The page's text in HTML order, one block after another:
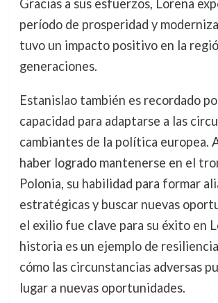
Gracias a sus esfuerzos, Lorena
período de prosperidad y
tuvo un impacto positivo en la
generaciones.
Estanislao también es recordado
capacidad para adaptarse a las
cambiantes de la política europea.
haber logrado mantenerse en el
Polonia, su habilidad para formar
estratégicas y buscar nuevas
el exilio fue clave para su éxito en
historia es un ejemplo de
cómo las circunstancias adversas
lugar a nuevas oportunidades.